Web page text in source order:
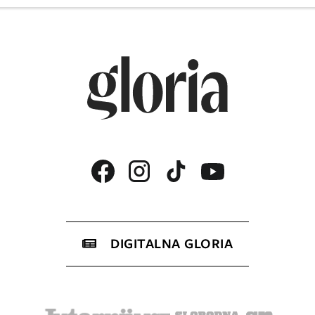
DIGITALNA GLORIA